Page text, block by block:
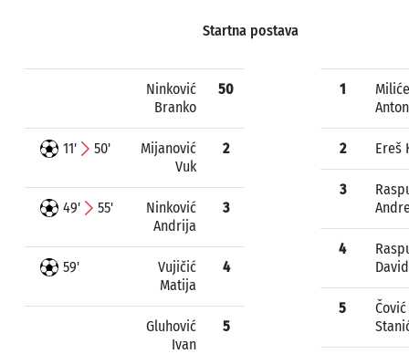
Startna postava
Ninković
Branko
50
11' 50'
Mijanović
Vuk
2
49' 55'
Ninković
Andrija
3
59'
Vujičić
Matija
4
Gluhović
Ivan
5
1
Anton
2 Ereš
3
4
David
5